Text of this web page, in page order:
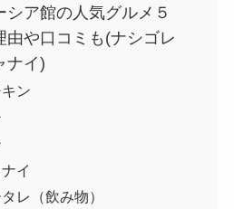
シア館の人気グルメ５
由や口コミも(ナシゴレ
ナイ)
ン
イ
レ（飲み物）